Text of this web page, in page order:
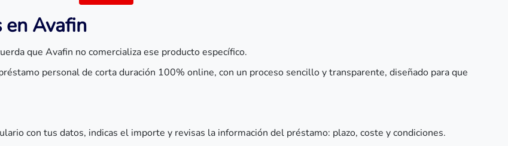
en Avafin
que Avafin no comercializa ese producto específico.
personal de corta duración 100% online, con un proceso sencillo y transparente, diseñado para que
con tus datos, indicas el importe y revisas la información del préstamo: plazo, coste y condiciones.